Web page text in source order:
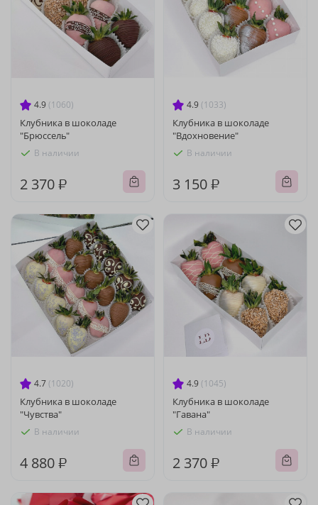
4.9 (1060)
Клубника в шоколаде
"Брюссель"
В наличии
2 370 ₽
4.9 (1033)
Клубника в шоколаде
"Вдохновение"
В наличии
3 150 ₽
4.7 (1020)
Клубника в шоколаде
"Чувства"
В наличии
4 880 ₽
4.9 (1045)
Клубника в шоколаде
"Гавана"
В наличии
2 370 ₽